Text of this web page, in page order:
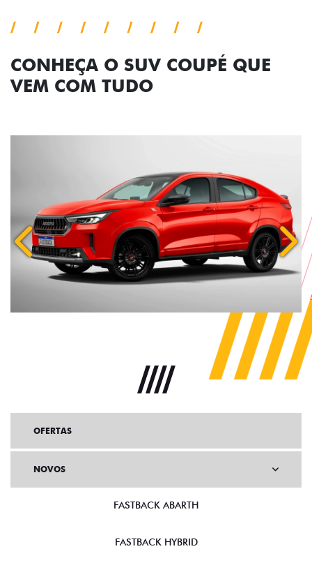
CONHEÇA O SUV COUPÉ QUE
VEM COM TUDO
Anterior
OFERTAS
NOVOS
FASTBACK ABARTH
FASTBACK HYBRID